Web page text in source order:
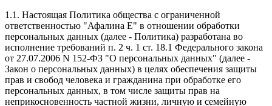
1.1. Настоящая Политика общества с ограниченной
ответственностью "Афалина Е" в отношении обработки
персональных данных (далее - Политика) разработана во
исполнение требований п. 2 ч. 1 ст. 18.1 Федерального закона
от 27.07.2006 N 152-ФЗ "О персональных данных" (далее -
Закон о персональных данных) в целях обеспечения защиты
прав и свобод человека и гражданина при обработке его
персональных данных, в том числе защиты прав на
неприкосновенность частной жизни, личную и семейную